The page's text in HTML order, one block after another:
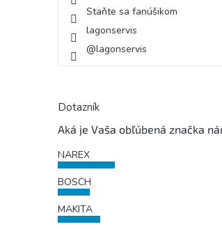
Staňte sa fanúšikom
lagonservis
@lagonservis
Dotazník
Aká je Vaša obľúbená značka
NAREX
BOSCH
MAKITA